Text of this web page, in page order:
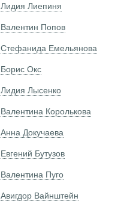
Лидия Лиепиня
Валентин Попов
Стефанида Емельянова
Борис Окс
Лидия Лысенко
Валентина Королькова
Анна Докучаева
Евгений Бутузов
Валентина Пуго
Авигдор Вайнштейн